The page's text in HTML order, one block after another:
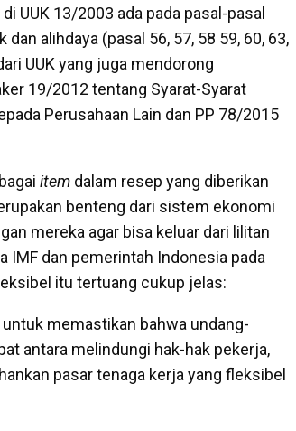
UUK 13/2003 ada pada pasal-pasal
alihdaya (pasal 56, 57, 58 59, 60, 63,
UUK yang juga mendorong
19/2012 tentang Syarat-Syarat
Perusahaan Lain dan PP 78/2015
item dalam resep yang diberikan
benteng dari sistem ekonomi
mereka agar bisa keluar dari lilitan
IMF dan pemerintah Indonesia pada
itu tertuang cukup jelas:
memastikan bahwa undang-
antara melindungi hak-hak pekerja,
pasar tenaga kerja yang fleksibel